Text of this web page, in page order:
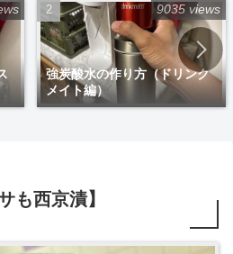
強炭酸水の作り方（ドリンク
メイト編）
9035 views
も西京漬】